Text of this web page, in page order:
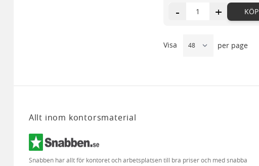
- + KÖP
Visa per page
Allt inom kontorsmaterial
Snabben har allt för kontoret och arbetsplatsen till bra priser och med snabba